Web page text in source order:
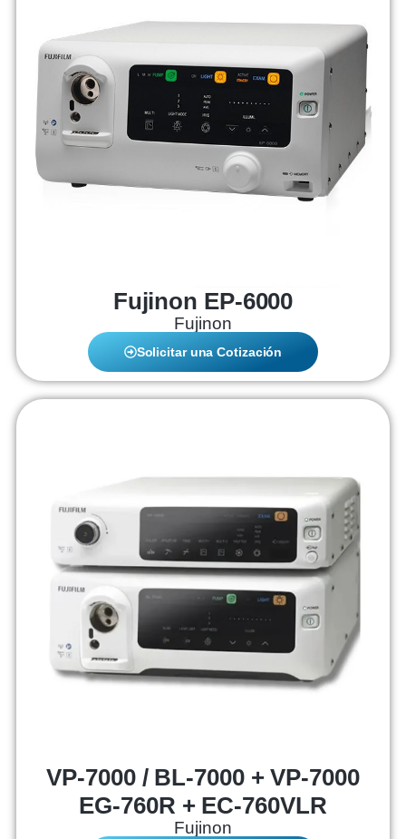
Fujinon EP-6000
Fujinon
Solicitar una Cotización
VP-7000 / BL-7000 + VP-7000
EG-760R + EC-760VLR
Fujinon